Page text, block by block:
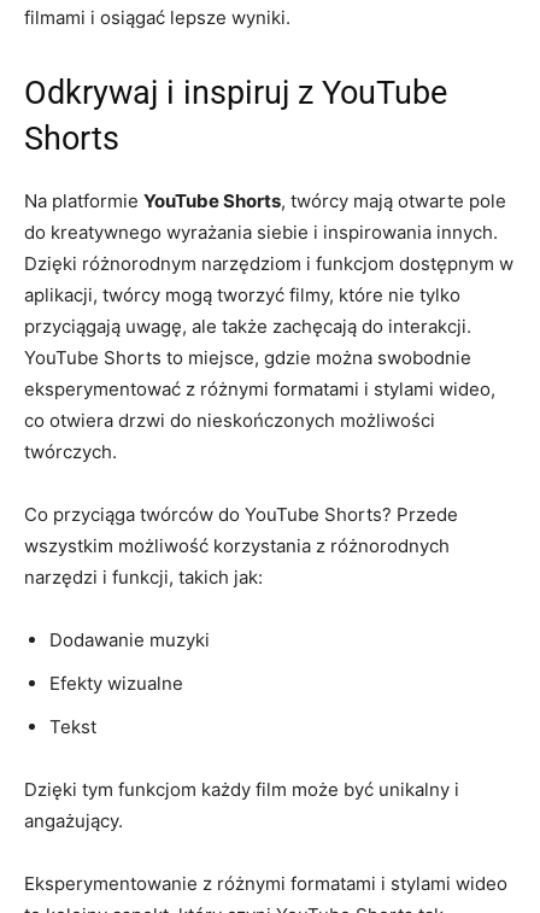
filmami i osiągać lepsze wyniki.
Odkrywaj i inspiruj z YouTube
Shorts
Na platformie YouTube Shorts, twórcy mają otwarte pole
do kreatywnego wyrażania siebie i inspirowania innych.
Dzięki różnorodnym narzędziom i funkcjom dostępnym w
aplikacji, twórcy mogą tworzyć filmy, które nie tylko
przyciągają uwagę, ale także zachęcają do interakcji.
YouTube Shorts to miejsce, gdzie można swobodnie
eksperymentować z różnymi formatami i stylami wideo,
co otwiera drzwi do nieskończonych możliwości
twórczych.
Co przyciąga twórców do YouTube Shorts? Przede
wszystkim możliwość korzystania z różnorodnych
narzędzi i funkcji, takich jak:
Dodawanie muzyki
Efekty wizualne
Tekst
Dzięki tym funkcjom każdy film może być unikalny i
angażujący.
Eksperymentowanie z różnymi formatami i stylami wideo